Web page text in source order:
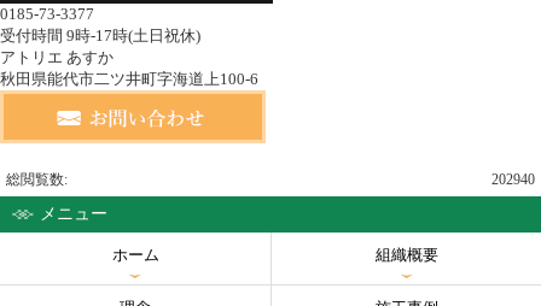
0185-73-3377
受付時間 9時-17時(土日祝休)
アトリエ あすか
秋田県能代市二ツ井町字海道上100-6
202940
総閲覧数:
メニュー
ホーム 組織概要